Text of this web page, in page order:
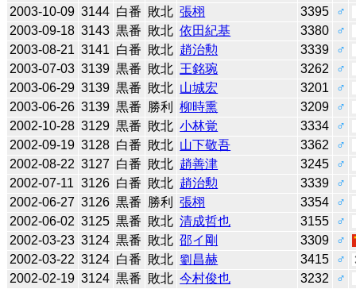
2003-10-09 3144 白番 敗北 張栩 3395
♂
2003-09-18 3143 黒番 敗北 依田紀基 3380
♂
2003-08-21 3141 白番 敗北 趙治勲 3339
♂
2003-07-03 3139 黒番 敗北 王銘琬 3262
♂
2003-06-29 3139 黒番 敗北 山城宏 3201
♂
2003-06-26 3139 黒番 勝利 柳時熏 3209
♂
2002-10-28 3129 黒番 敗北 小林覚 3334
♂
2002-09-19 3128 白番 敗北 山下敬吾 3362
♂
2002-08-22 3127 白番 敗北 趙善津 3245
♂
2002-07-11 3126 白番 敗北 趙治勲 3339
♂
2002-06-27 3126 黒番 勝利 張栩 3354
♂
2002-06-02 3125 黒番 敗北 清成哲也 3155
♂
2002-03-23 3124 黒番 敗北 邵イ剛 3309
♂
2002-03-22 3124 白番 敗北 劉昌赫 3415
♂
2002-02-19 3124 黒番 敗北 今村俊也 3232
♂